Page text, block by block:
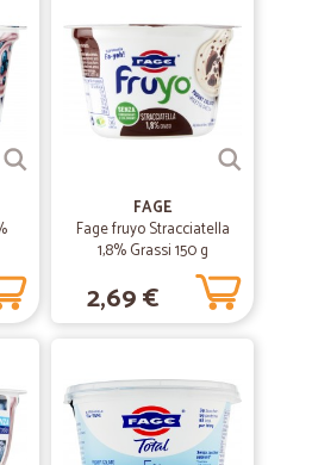
nell'evasione…
dell'ordine e nella consegna
05/03/2020
T.
26/01/2020
D.
ma non ho ricevuto, di un tipo ,quello
ma penso che le descrizioni dei
dettagliate, almeno per me. Per il resto
fosse più rapido, sarebbe
FAGE
Fage fruyo Stracciatella
1,8% Grassi 150 g
2,69 €